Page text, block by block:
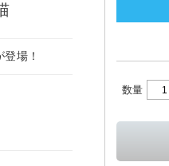
場！
数量